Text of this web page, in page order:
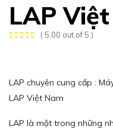
LAP
( 5.00 out of 5 )
LAP chuyên cung cấp :
LAP Việt Nam
LAP là một trong những